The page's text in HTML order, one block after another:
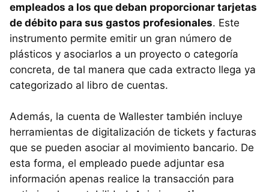
empleados a los que deban proporcionar tarjetas
de débito para sus gastos profesionales. Este
instrumento permite emitir un gran número de
plásticos y asociarlos a un proyecto o categoría
concreta, de tal manera que cada extracto llega ya
categorizado al libro de cuentas.
Además, la cuenta de Wallester también incluye
herramientas de digitalización de tickets y facturas
que se pueden asociar al movimiento bancario. De
esta forma, el empleado puede adjuntar esa
información apenas realice la transacción para